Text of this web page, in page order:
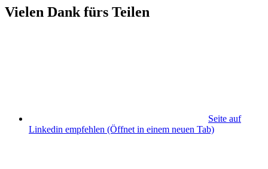
Vielen Dank fürs Teilen
Seite auf
Linkedin empfehlen (Öffnet in einem neuen Tab)